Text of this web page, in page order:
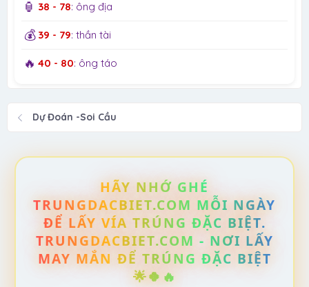
🏮 38 - 78: ông địa
💰 39 - 79: thần tài
🔥 40 - 80: ông táo
Dự Đoán -Soi Cầu
HÃY NHỚ GHÉ
TRUNGDACBIET.COM MỖI NGÀY
ĐỂ LẤY VÍA TRÚNG ĐẶC BIỆT.
TRUNGDACBIET.COM - NƠI LẤY
MAY MẮN ĐỂ TRÚNG ĐẶC BIỆT
🌟🍀🔥